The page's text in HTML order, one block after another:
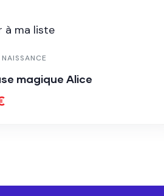
à ma liste
magique Alice